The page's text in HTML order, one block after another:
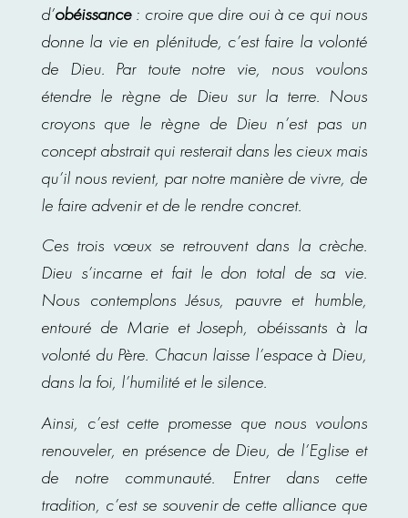
d’obéissance: croire que dire oui à ce qui nous
donne la vie en plénitude, c’est faire la volonté
de Dieu. Par toute notre vie, nous voulons
étendre le règne de Dieu sur la terre. Nous
croyons que le règne de Dieu n’est pas un
concept abstrait qui resterait dans les cieux mais
qu’il nous revient, par notre manière de vivre, de
le faire advenir et de le rendre concret.
Ces trois vœux se retrouvent dans la crèche.
Dieu s’incarne et fait le don total de sa vie.
Nous contemplons Jésus, pauvre et humble,
entouré de Marie et Joseph, obéissants à la
volonté du Père. Chacun laisse l’espace à Dieu,
dans la foi, l’humilité et le silence.
Ainsi, c’est cette promesse que nous voulons
renouveler, en présence de Dieu, de l’Eglise et
de notre communauté. Entrer dans cette
tradition, c’est se souvenir de cette alliance que